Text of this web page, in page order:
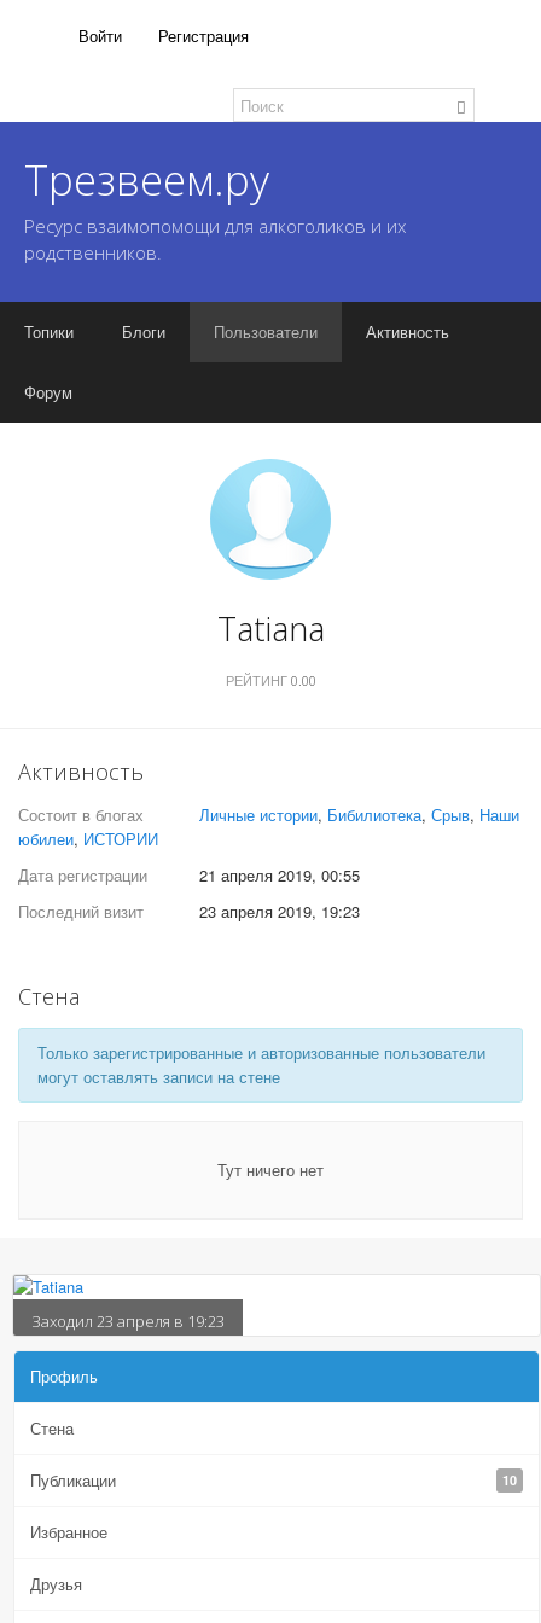
Войти Регистрация
Трезвеем.ру
Ресурс взаимопомощи для алкоголиков и их
родственников.
Топики Блоги Пользователи Активность
Форум
Tatiana
РЕЙТИНГ 0.00
Активность
Состоит в блогах Личные истории, Бибилиотека, Срыв, Наши
юбилеи, ИСТОРИИ
Дата регистрации
21 апреля 2019, 00:55
Последний визит
23 апреля 2019, 19:23
Стена
Только зарегистрированные и авторизованные пользователи
могут оставлять записи на стене
Тут ничего нет
Заходил 23 апреля в 19:23
Профиль
Стена
10
Публикации
Избранное
Друзья